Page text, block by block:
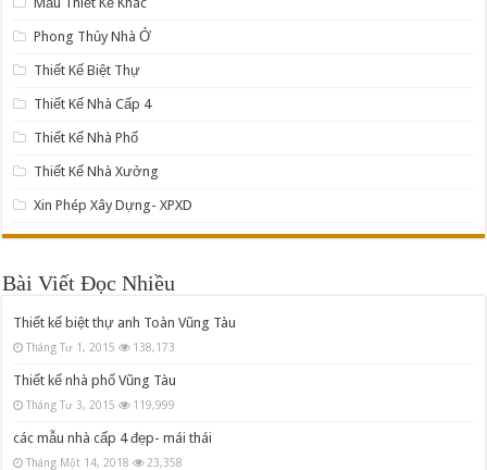
Phong Thủy Nhà Ở
Thiết Kế Biệt Thự
Thiết Kế Nhà Cấp 4
Thiết Kế Nhà Phố
Thiết Kế Nhà Xưởng
Xin Phép Xây Dựng- XPXD
Bài Viết Đọc Nhiều
Thiết kế biệt thự anh Toàn Vũng Tàu
Tháng Tư 1, 2015 138,173
Thiết kế nhà phố Vũng Tàu
Tháng Tư 3, 2015 119,999
các mẫu nhà cấp 4 đẹp- mái thái
Tháng Một 14, 2018 23,358